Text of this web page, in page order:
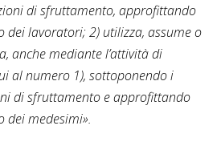
di sfruttamento, approfittando
dei lavoratori; 2) utilizza, assume o
anche mediante l’attività di
al numero 1), sottoponendo i
di sfruttamento e approfittando
dei medesimi».